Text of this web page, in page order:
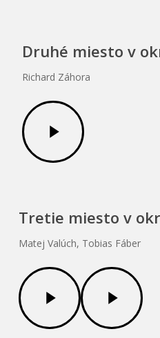
Druhé miesto v
Richard Záhora
Play
Video
Tretie miesto v
Matej Valúch, Tobias Fáber
Play
Video
Play
Video